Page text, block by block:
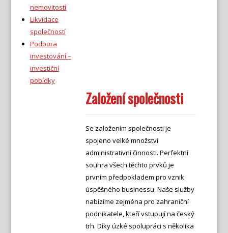
nemovitostí
Likvidace
společností
Podpora
investování –
investiční
pobídky
Založení společnosti
Se založením společnosti je
spojeno velké množství
administrativní činnosti. Perfektní
souhra všech těchto prvků je
prvním předpokladem pro vznik
úspěšného businessu. Naše služby
nabízíme zejména pro zahraniční
podnikatele, kteří vstupují na český
trh. Díky úzké spolupráci s několika